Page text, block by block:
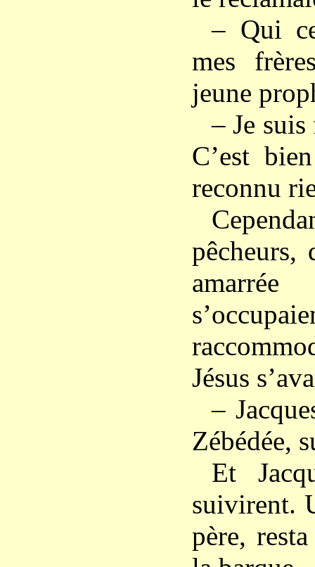
– Qui
mes
jeune
– Je
C’est
reconnu
pêcheurs,
Jésus
–
Zébédée,
Et
suivirent.
père,